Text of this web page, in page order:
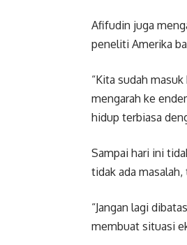
Afifudin juga
peneliti Amerika
“Kita sudah
mengarah ke
hidup terbiasa
Sampai hari ini
tidak ada
“Jangan lagi
membuat situasi